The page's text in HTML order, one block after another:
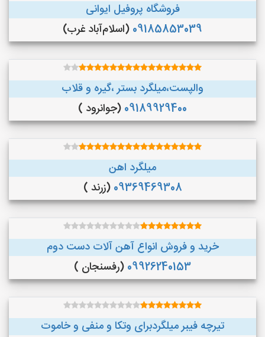
فروشگاه پروفیل ایوانی
09185853039 (اسلام‌آباد غرب)
والپست،میلگرد بستر ،گیره و قلاب
09189929400 (جوانرود )
میلگرد اهن
09369469308 (زرند )
خرید و فروش انواع آهن آلات دست دوم
09926240153 (رفسنجان )
تیرچه فیبر میلگردبرای وتکا و منفی و خاموت